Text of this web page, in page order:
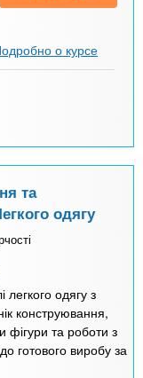
о курсе
та
одягу
легкого одягу з
конструювання,
фігури та роботи з
готового виробу за